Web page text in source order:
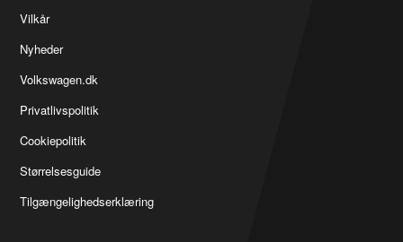
Vilkår
Nyheder
Volkswagen.dk
Privatlivspolitik
Cookiepolitik
Størrelsesguide
Tilgængelighedserklæring